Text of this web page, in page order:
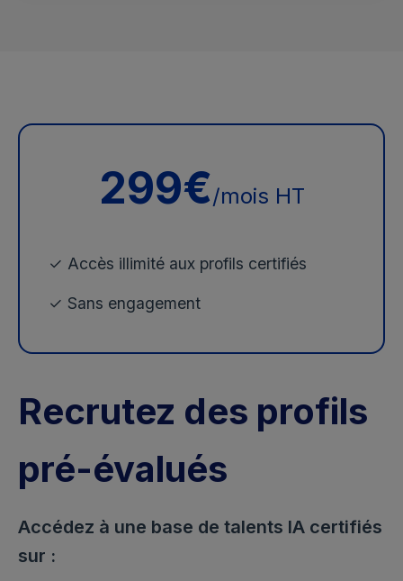
299€/mois HT
✓ Accès illimité aux profils certifiés
✓ Sans engagement
Recrutez des profils
pré-évalués
Accédez à une base de talents IA certifiés
sur :